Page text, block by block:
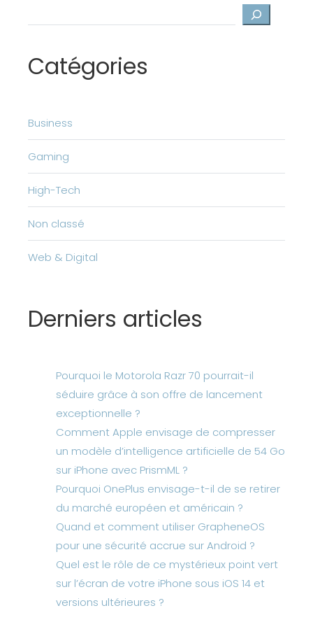
Catégories
Business
Gaming
High-Tech
Non classé
Web & Digital
Derniers articles
Pourquoi le Motorola Razr 70 pourrait-il
séduire grâce à son offre de lancement
exceptionnelle ?
Comment Apple envisage de compresser
un modèle d’intelligence artificielle de 54 Go
sur iPhone avec PrismML ?
Pourquoi OnePlus envisage-t-il de se retirer
du marché européen et américain ?
Quand et comment utiliser GrapheneOS
pour une sécurité accrue sur Android ?
Quel est le rôle de ce mystérieux point vert
sur l’écran de votre iPhone sous iOS 14 et
versions ultérieures ?